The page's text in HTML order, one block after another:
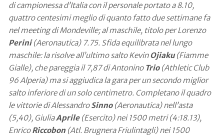
di campionessa d’Italia con il personale portato a 8.10,
quattro centesimi meglio di quanto fatto due settimane fa
nel meeting di Mondeville; al maschile, titolo per Lorenzo
Perini(Aeronautica) 7.75. Sfida equilibrata nel lungo
maschile: la risolve all’ultimo salto KevinOjiaku(Fiamme
Gialle), che pareggia il 7,87 di Antonino Trio(Athletic Club
96 Alperia) ma si aggiudica la gara per un secondo miglior
salto inferiore di un solo centimetro. Completano il quadro
le vittorie di AlessandroSinno(Aeronautica) nell’asta
(5,40), GiuliaAprile(Esercito) nei 1500 metri (4:18.13),
EnricoRiccobon (Atl. Brugnera Friulintagli) nei 1500